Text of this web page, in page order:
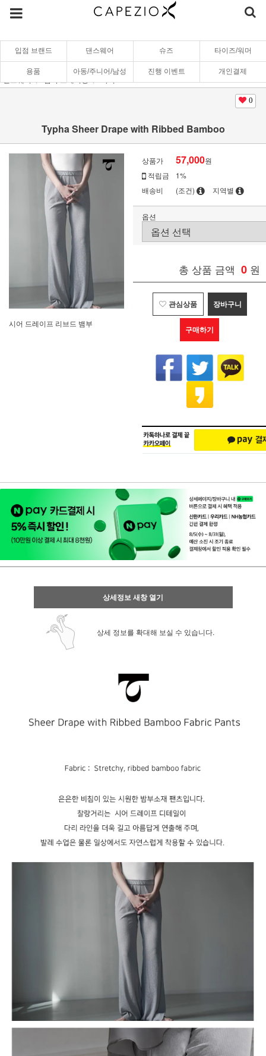
입점 브랜드 댄스웨어 슈즈 타이즈/워머
용품 아동/주니어/남성 진행 이벤트 개인결제
0
Typha Sheer Drape with Ribbed Bamboo
시어 드레이프 리브드 뱀부
상품가 57,000원
적립금
1%
배송비
(조건) 지역별
옵션
총 상품 금액 0 원
관심상품 장바구니
구매하기
상세정보 새창 열기
상세 정보를 확대해 보실 수 있습니다.